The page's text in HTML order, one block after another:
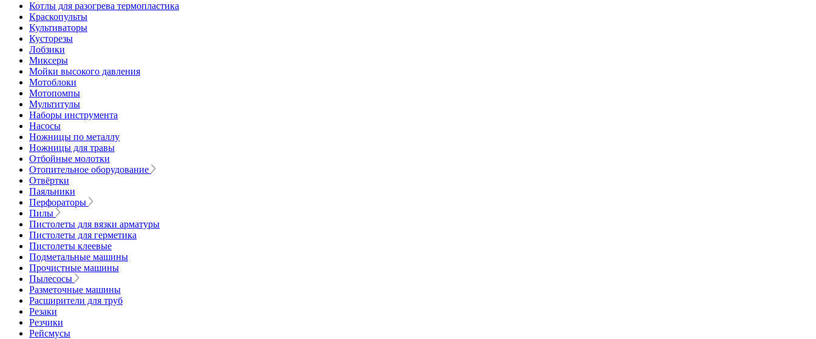
Котлы для разогрева термопластика
Краскопульты
Культиваторы
Кусторезы
Лобзики
Миксеры
Мойки высокого давления
Мотоблоки
Мотопомпы
Мультитулы
Наборы инструмента
Насосы
Ножницы по металлу
Ножницы для травы
Отбойные молотки
Отопительное оборудование
Отвёртки
Паяльники
Перфораторы
Пилы
Пистолеты для вязки арматуры
Пистолеты для герметика
Пистолеты клеевые
Подметальные машины
Прочистные машины
Пылесосы
Разметочные машины
Расширители для труб
Резаки
Резчики
Рейсмусы